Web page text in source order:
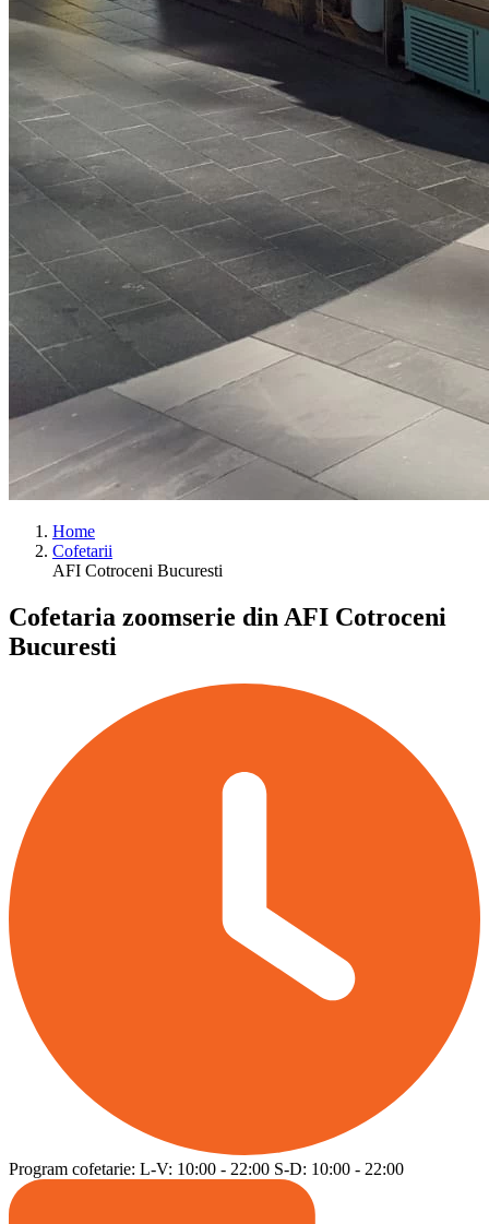
Home
Cofetarii
AFI Cotroceni Bucuresti
Cofetaria zoomserie din AFI Cotroceni
Bucuresti
Program cofetarie: L-V: 10:00 - 22:00 S-D: 10:00 - 22:00